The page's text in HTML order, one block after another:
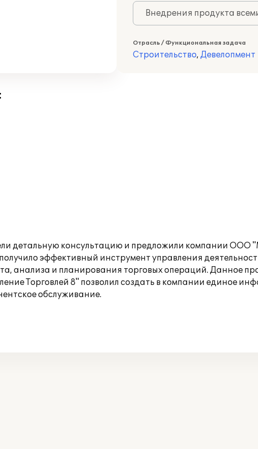
Внедрения продукта
Отрасль / Функциональная задача
Строительство, Девелопмент
детальную консультацию и предложили компании
эффективный инструмент управления
анализа и планирования торговых операций. Данное
Торговлей 8" позволил создать в компании единое
обслуживание.